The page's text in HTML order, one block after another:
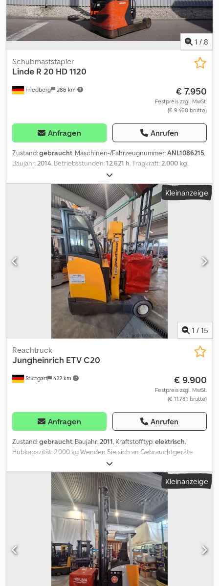
- Doppelpedal - Zentralhebel- und Kreuzhebel-Bedienung -
Schulterschutzbügel - Höhenanzeige Codszpgbqopfx Ag Herf -
Mast Komfortpaket - Steckdose 12 V - DMC Dynamic Mast Control
- Lastgewichtsanzeige - LSP 0.6 Ref: MANL1000280
1 / 8
Friedberg 286 km
Schubmaststapler
Linde R 20 HD 1120
€ 7.950
Festpreis zzgl. MwSt.
(€ 9.460 brutto)
Anfragen Anrufen
Zustand:gebraucht, Maschinen-/Fahrzeugnummer:ANL1086215,
Baujahr:2014, Betriebsstunden:12.621 h, Tragkraft:2.000 kg,
3.550 mm
mm, Masttyp:Triplex, Batteriekapazität:775 Ah, Batteriespannung:
, Gabelträgerbreite:720 mm, Gabellänge:1.150 mm,
Leergewicht:4.875 kg, Gesamthöhe:4.680 mm, Gesamtlänge:
, Gesamtbreite:1.270 mm, Kraftstoff:Strom, - Aquamatic
auf Batterie - Fahrzeugstecker MRC 160A - seitlicher
Batteriewechsel mit Rollen - Fahrzeug: Einfachzusatzhydraulik -
Mast: Einfachzusatzhydraulik - Seitenschieber, integriert -
Lastschutzgitter: 1050 mm über Flur - Stahlrahmen +
Dachscheibe - Panzerglasdach - 360°-Lenkung - Lenksäule
höhenverstellbar - Zugangskontrolle: PIN-Code - Fahrersitz
luftgefedert (Kunstleder) - Doppelpedal - Einzelhebel-Bedienung
- 5,5 km/h - GZ 250mm über Freihub Crsdpfezn A Nzex Ag Hjf -
Hubhöhenanzeige ab Freihub - Kamera am Mast - Farbdisplay im
Kabine - Schulterschutzbügel - GZ Edelstahl beschichtet - LSP
0.6 Ref: ANL1086215
Kleinanzeige
1 / 15
Stuttgart 422 km
Reachtruck
Jungheinrich ETV C20
€ 9.900
Festpreis zzgl. MwSt.
(€ 11.781 brutto)
Anfragen Anrufen
Zustand:gebraucht, Baujahr:2011, Kraftstofftyp:elektrisch,
Hubkapazität: 2.000 kg Wenden Sie sich an Gebrauchtgeräte
Center, um weitere Informationen zu erhalten. Crodszfnn Depfx
Ag Hjf DE01
Kleinanzeige